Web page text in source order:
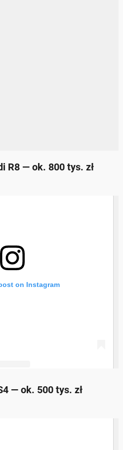
R8 — ok. 800 tys. zł
— ok. 500 tys. zł